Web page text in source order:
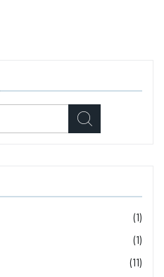
(1)
(1)
(11)